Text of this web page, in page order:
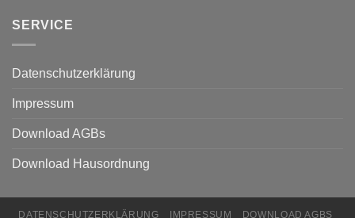
SERVICE
Datenschutzerklärung
Impressum
Download AGBs
Download Hausordnung
DATENSCHUTZERKLÄRUNG IMPRESSUM DOWNLOAD AGBS